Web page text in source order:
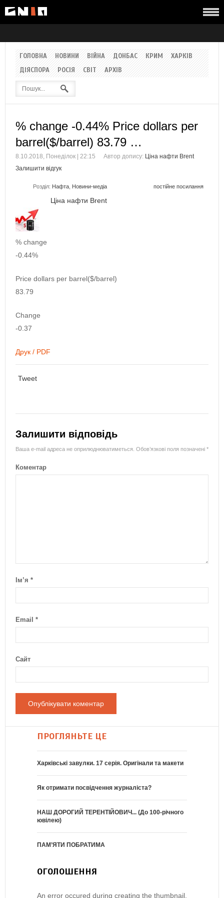
ГОЛОВНА НОВИНИ ВІЙНА ДОНБАС КРИМ
ХАРКІВ
ДІЯСПОРА
РОСІЯ СВІТ АРХІВ
% change -0.44% Price dollars per
barrel($/barrel) 83.79 …
8.10.2018, Понеділок | 22:15 Автор допису: Ціна нафти Brent
Залишити відгук
Розділ: Нафта Новини-медіа постійне посилання
Ціна нафти Brent
% change
-0.44%
Price dollars per barrel($/barrel)
83.79
Change
-0.37
Друк / PDF
Tweet
Залишити відповідь
Ваша e-mail адреса не оприлюднюватиметься. Обов’язкові поля позначені *
Коментар
Ім’я *
Email *
Сайт
ПРОГЛЯНЬТЕ ЦЕ
Харківські завулки. 17 серія. Оригінали та макети
Як отримати посвідчення журналіста?
НАШ ДОРОГИЙ ТЕРЕНТІЙОВИЧ... (До 100-річного
ювілею)
ПАМ’ЯТИ ПОБРАТИМА
ОГОЛОШЕННЯ
An error occured during creating the thumbnail.